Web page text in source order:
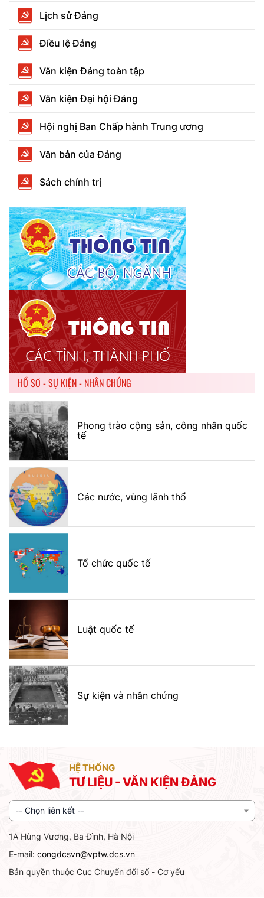
Lịch sử Đảng
Điều lệ Đảng
Văn kiện Đảng toàn tập
Văn kiện Đại hội Đảng
Hội nghị Ban Chấp hành Trung ương
Văn bản của Đảng
Sách chính trị
HỒ SƠ - SỰ KIỆN - NHÂN CHỨNG
Phong trào cộng sản, công nhân quốc
tế
Các nước, vùng lãnh thổ
Tổ chức quốc tế
Luật quốc tế
Sự kiện và nhân chứng
HỆ THỐNG
TƯ LIỆU - VĂN KIỆN ĐẢNG
-- Chọn liên kết --
1A Hùng Vương, Ba Đình, Hà Nội
E-mail: congdcsvn@vptw.dcs.vn
Bản quyền thuộc Cục Chuyển đổi số - Cơ yếu